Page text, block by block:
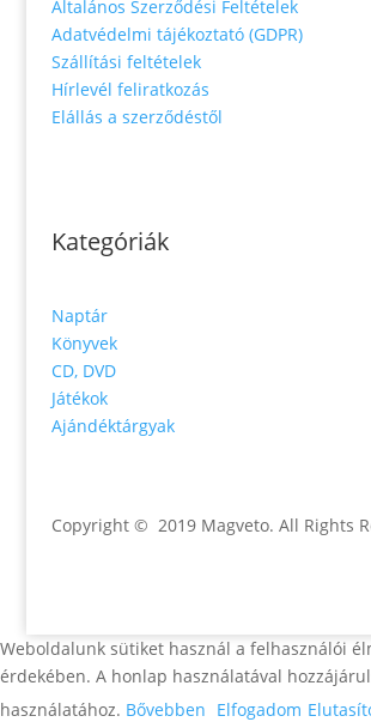
Általános Szerződési Feltételek
Adatvédelmi tájékoztató (GDPR)
Szállítási feltételek
Hírlevél feliratkozás
Elállás a szerződéstől
Kategóriák
Naptár
Könyvek
CD, DVD
Játékok
Ajándéktárgyak
Copyright © 2019 Magveto. All Rights
Weboldalunk sütiket használ a felhasználói
érdekében. A honlap használatával
használatához. Bővebben Elfogadom